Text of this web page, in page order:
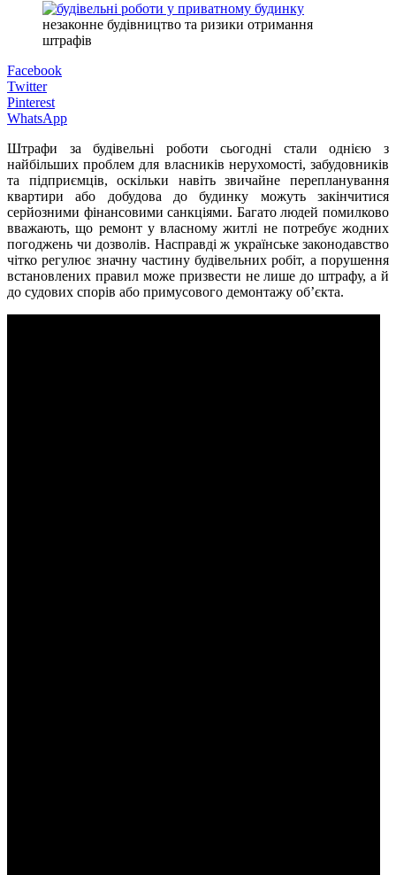
незаконне будівництво та ризики отримання
штрафів
Facebook
Twitter
Pinterest
WhatsApp
Штрафи за будівельні роботи сьогодні стали однією з
найбільших проблем для власників нерухомості, забудовників
та підприємців, оскільки навіть звичайне перепланування
квартири або добудова до будинку можуть закінчитися
серйозними фінансовими санкціями. Багато людей помилково
вважають, що ремонт у власному житлі не потребує жодних
погоджень чи дозволів. Насправді ж українське законодавство
чітко регулює значну частину будівельних робіт, а порушення
встановлених правил може призвести не лише до штрафу, а й
до судових спорів або примусового демонтажу об’єкта.